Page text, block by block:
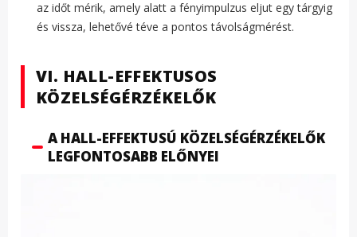
az időt mérik, amely alatt a fényimpulzus eljut egy tárgyig
és vissza, lehetővé téve a pontos távolságmérést.
VI. HALL-EFFEKTUSOS
KÖZELSÉGÉRZÉKELŐK
A HALL-EFFEKTUSÚ KÖZELSÉGÉRZÉKELŐK
LEGFONTOSABB ELŐNYEI